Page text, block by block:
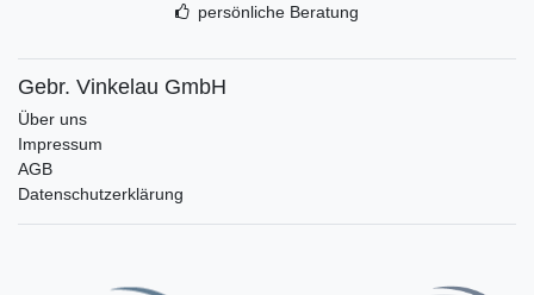
persönliche Beratung
Gebr. Vinkelau GmbH
Über uns
Impressum
AGB
Datenschutzerklärung